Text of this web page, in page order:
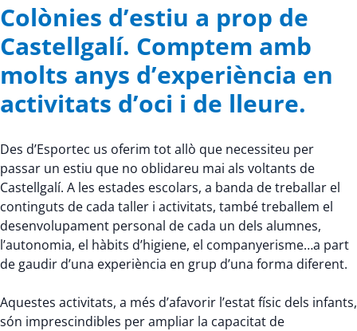
Colònies d’estiu a prop de
Castellgalí. Comptem amb
molts anys d’experiència en
activitats d’oci i de lleure.
Des d’Esportec us oferim tot allò que necessiteu per
passar un estiu que no oblidareu mai als voltants de
Castellgalí. A les estades escolars, a banda de treballar el
continguts de cada taller i activitats, també treballem el
desenvolupament personal de cada un dels alumnes,
l’autonomia, el hàbits d’higiene, el companyerisme…a part
de gaudir d’una experiència en grup d’una forma diferent.
Aquestes activitats, a més d’afavorir l’estat físic dels infants,
són imprescindibles per ampliar la capacitat de